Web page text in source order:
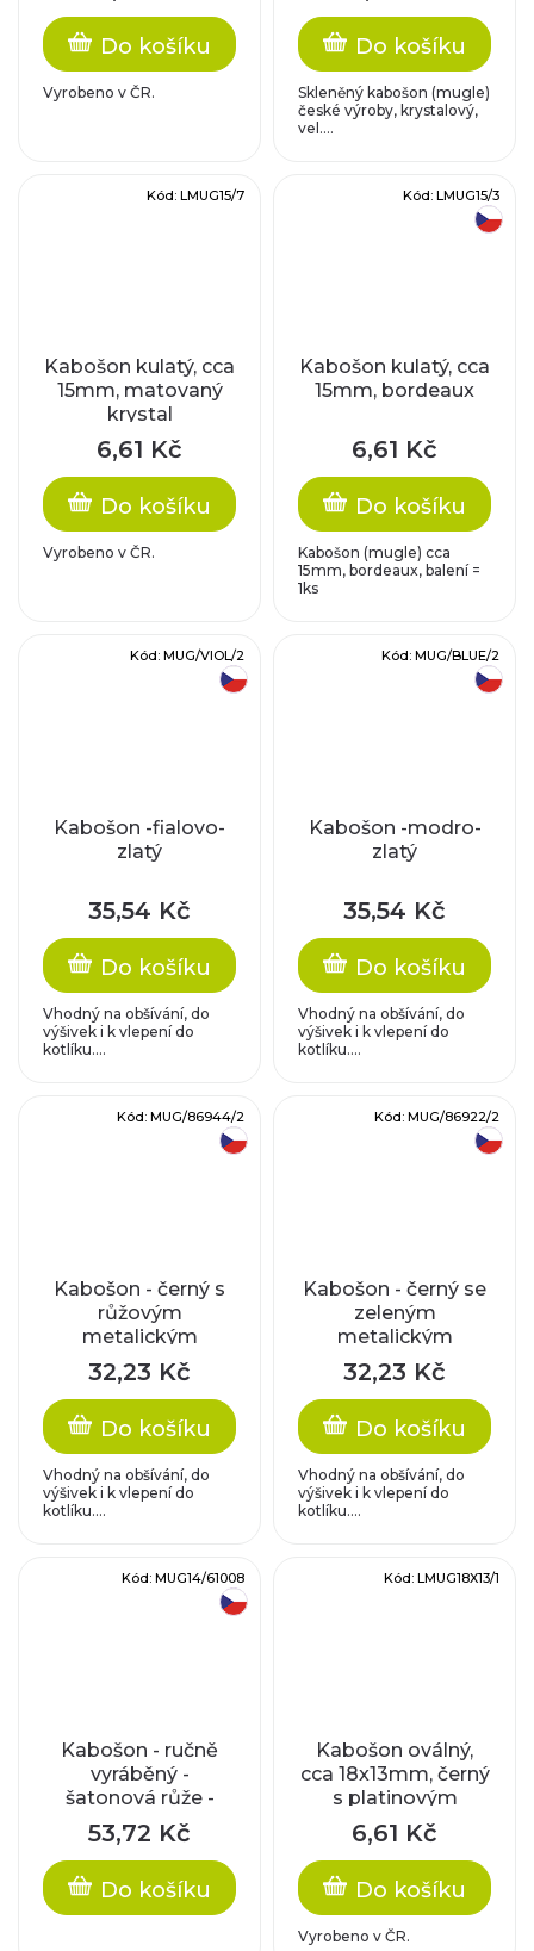
Do košíku
Vyrobeno v ČR.
Do košíku
Skleněný kabošon (mugle)
české výroby, krystalový,
vel....
Kabošon kulatý, cca
15mm, matovaný
krystal
6,61 Kč
Do košíku
Vyrobeno v ČR.
Kód: LMUG15/7
Kabošon kulatý, cca
15mm, bordeaux
6,61 Kč
Do košíku
Kabošon (mugle) cca
15mm, bordeaux, balení =
1ks
Kód: LMUG15/3
Kabošon -fialovo-
zlatý
35,54 Kč
Do košíku
Vhodný na obšívání, do
výšivek i k vlepení do
kotlíku....
Kód: MUG/VIOL/2
Kabošon -modro-
zlatý
35,54 Kč
Do košíku
Vhodný na obšívání, do
výšivek i k vlepení do
kotlíku....
Kód: MUG/BLUE/2
Kabošon - černý s
růžovým
metalickým
pokovem
32,23 Kč
Do košíku
Vhodný na obšívání, do
výšivek i k vlepení do
kotlíku....
Kód: MUG/86944/2
Kabošon - černý se
zeleným
metalickým
pokovem
32,23 Kč
Do košíku
Vhodný na obšívání, do
výšivek i k vlepení do
kotlíku....
Kód: MUG/86922/2
Kabošon - ručně
vyráběný -
šatonová růže -
modrý opál
53,72 Kč
Do košíku
Kód: MUG14/61008
Kabošon oválný,
cca 18x13mm, černý
s platinovým
pokovem
6,61 Kč
Do košíku
Vyrobeno v ČR.
Kód: LMUG18X13/1